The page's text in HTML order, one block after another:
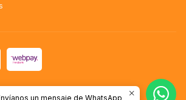
un mensaje de WhatsApp